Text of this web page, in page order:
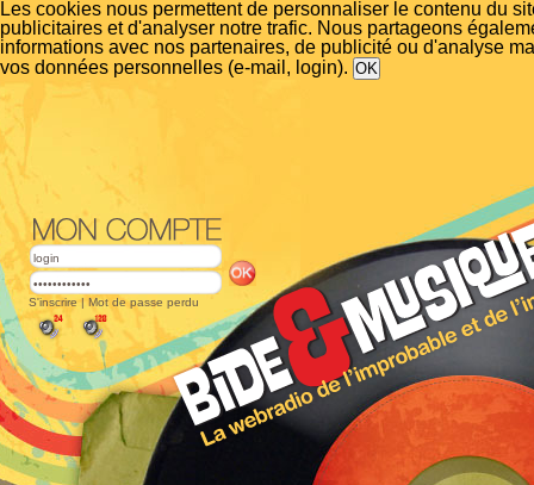
Les cookies nous permettent de personnaliser le contenu du
publicitaires et d'analyser notre trafic. Nous partageons
informations avec nos partenaires, de publicité ou d'analyse
vos données personnelles (e-mail, login).
S'inscrire | Mot de passe perdu